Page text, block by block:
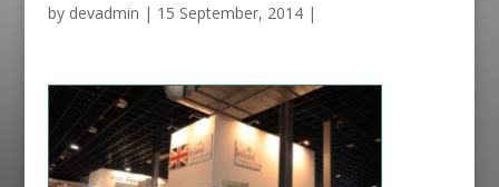
by devadmin | 15 September, 2014|